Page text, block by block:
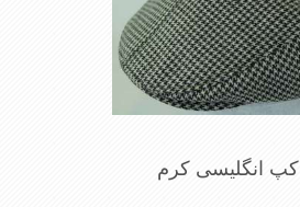
کپ انگلیسی کرم